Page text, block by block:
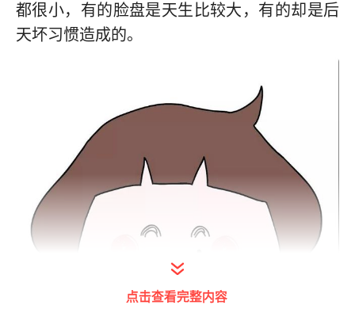
都很小，有的脸盘是天生比较大，有的却是后
天坏习惯造成的。
点击查看完整内容